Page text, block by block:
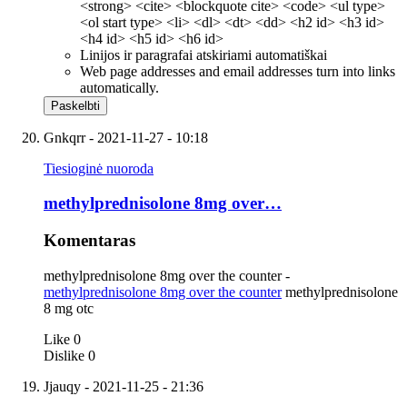
<strong> <cite> <blockquote cite> <code> <ul type>
<ol start type> <li> <dl> <dt> <dd> <h2 id> <h3 id>
<h4 id> <h5 id> <h6 id>
Linijos ir paragrafai atskiriami automatiškai
Web page addresses and email addresses turn into links
automatically.
Gnkqrr- 2021-11-27 - 10:18
Tiesioginė nuoroda
methylprednisolone 8mg over…
Komentaras
methylprednisolone 8mg over the counter -
methylprednisolone 8mg over the countermethylprednisolone
8 mg otc
Like 0
Dislike 0
Jjauqy - 2021-11-25 - 21:36